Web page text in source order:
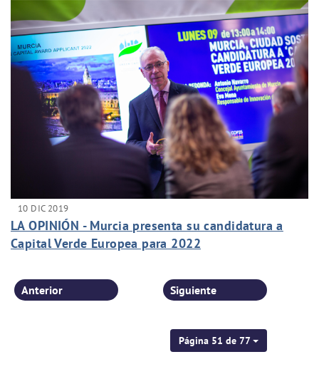
10 DIC 2019
LA OPINIÓN - Murcia presenta su candidatura a
Capital Verde Europea para 2022
Página 51 de 77
Anterior Siguiente